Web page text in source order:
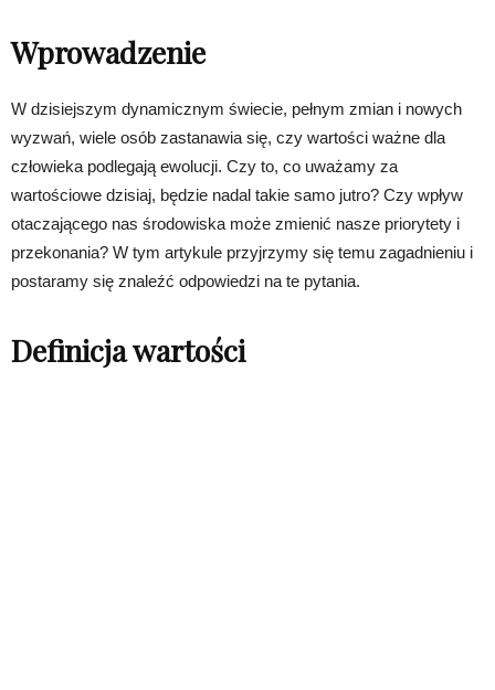
Wprowadzenie
W dzisiejszym dynamicznym świecie, pełnym zmian i nowych
wyzwań, wiele osób zastanawia się, czy wartości ważne dla
człowieka podlegają ewolucji. Czy to, co uważamy za
wartościowe dzisiaj, będzie nadal takie samo jutro? Czy wpływ
otaczającego nas środowiska może zmienić nasze priorytety i
przekonania? W tym artykule przyjrzymy się temu zagadnieniu i
postaramy się znaleźć odpowiedzi na te pytania.
Definicja wartości